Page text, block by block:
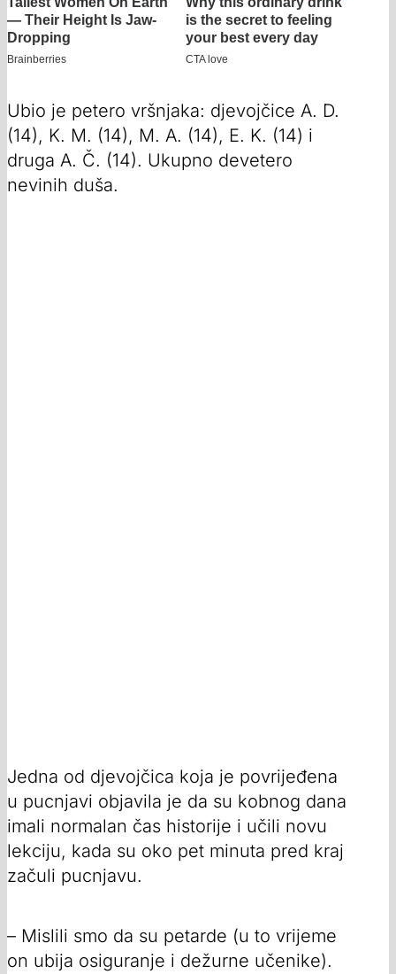
Ubio je petero vršnjaka: djevojčice A. D.
(14), K. M. (14), M. A. (14), E. K. (14) i
druga A. Č. (14). Ukupno devetero
nevinih duša.
Jedna od djevojčica koja je povrijeđena
u pucnjavi objavila je da su kobnog dana
imali normalan čas historije i učili novu
lekciju, kada su oko pet minuta pred kraj
začuli pucnjavu.
– Mislili smo da su petarde (u to vrijeme
on ubija osiguranje i dežurne učenike).